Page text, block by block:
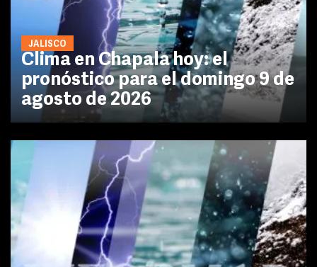
JALISCO
Clima en Chapala hoy: el
pronóstico para el domingo 9 de
agosto de 2026